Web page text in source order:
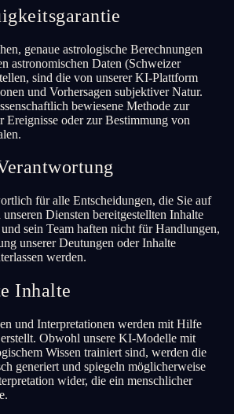
genaue astrologische Berechnungen
astronomischen Daten (Schweizer
sind die von unserer KI-Plattform
und Vorhersagen subjektiver Natur.
bewiesene Methode zur
Ereignisse oder zur Bestimmung von
für alle Entscheidungen, die Sie auf
Diensten bereitgestellten Inhalte
sein Team haften nicht für Handlungen,
unserer Deutungen oder Inhalte
werden.
Inhalte
und Interpretationen werden mit Hilfe
Obwohl unsere KI-Modelle mit
Wissen trainiert sind, werden die
generiert und spiegeln möglicherweise
wider, die ein menschlicher